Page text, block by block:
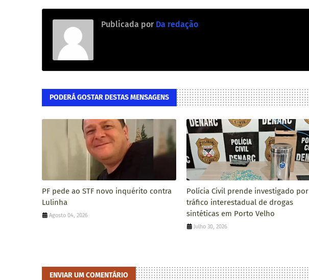
Publicada por Da redação
PODERÁ GOSTAR DESTAS MENSAGENS
PF pede ao STF novo inquérito contra
Lulinha
Agosto 04, 2026
Polícia Civil prende investigado por
tráfico interestadual de drogas
sintéticas em Porto Velho
Julho 30, 2026
ENVIAR UM COMENTÁRIO